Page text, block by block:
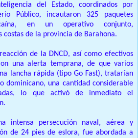
del Estado, coordinados por
Público, incautaron 325 paquetes
en un operativo conjunto,
de la provincia de Barahona.
de la DNCD, así como efectivos
una alerta temprana, de que varios
lancha rápida (tipo Go Fast), tratarían
una cantidad considerable
lo que activó de inmediato el
intensa persecución naval, aérea y
de 24 pies de eslora, fue abordada a